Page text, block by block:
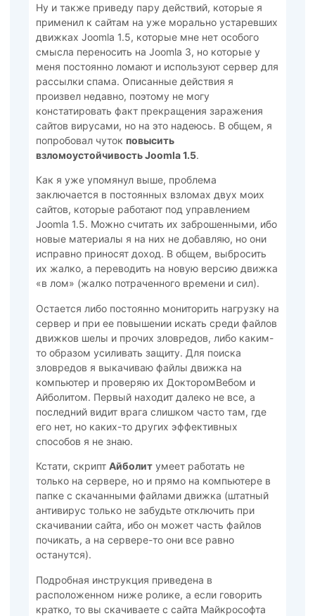
Ну и также приведу пару действий, которые я
применил к сайтам на уже морально устаревших
движках Joomla 1.5, которые мне нет особого
смысла переносить на Joomla 3, но которые у
меня постоянно ломают и используют сервер для
рассылки спама. Описанные действия я
произвел недавно, поэтому не могу
констатировать факт прекращения заражения
сайтов вирусами, но на это надеюсь. В общем, я
попробовал чуток повысить
взломоустойчивость Joomla 1.5.
Как я уже упомянул выше, проблема
заключается в постоянных взломах двух моих
сайтов, которые работают под управлением
Joomla 1.5. Можно считать их заброшенными, ибо
новые материалы я на них не добавляю, но они
исправно приносят доход. В общем, выбросить
их жалко, а переводить на новую версию движка
«в лом» (жалко потраченного времени и сил).
Остается либо постоянно мониторить нагрузку на
сервер и при ее повышении искать среди файлов
движков шелы и прочих зловредов, либо каким-
то образом усиливать защиту. Для поиска
зловредов я выкачиваю файлы движка на
компьютер и проверяю их ДокторомВебом и
Айболитом. Первый находит далеко не все, а
последний видит врага слишком часто там, где
его нет, но каких-то других эффективных
способов я не знаю.
Кстати, скрипт Айболитумеет работать не
только на сервере, но и прямо на компьютере в
папке с скачанными файлами движка (штатный
антивирус только не забудьте отключить при
скачивании сайта, ибо он может часть файлов
почикать, а на сервере-то они все равно
останутся).
Подробная инструкция приведена в
расположенном ниже ролике, а если говорить
кратко, то вы скачиваете с сайта Майкрософта